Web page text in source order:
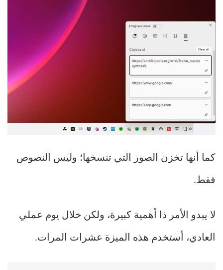
كما أنها تخزن الصور التي تنسخها؛ وليس النصوص
فقط.
لا يبدو الأمر ذا أهمية كبيرة، ولكن خلال يوم عملي
العادي، أستخدم هذه الميزة عشرات المرات.